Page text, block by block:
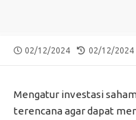
PUBLISHED
02/12/2024
LAST
02/12/2024
Mengatur investasi
terencana agar dapat